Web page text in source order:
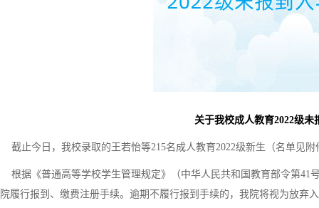
关于我校成人教育2022级
截止今日，我校录取的王若怡等215名成人教育2022级新生（名单见
根据《普通高等学校学生管理规定》（中华人民共和国教育部令第41
院履行报到、缴费注册手续。逾期不履行报到手续的，我院将视为放弃